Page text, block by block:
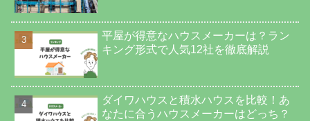
平屋が得意なハウスメーカーは？ラン
キング形式で人気12社を徹底解説
ダイワハウスと積水ハウスを比較！あ
なたに合うハウスメーカーはどっち？